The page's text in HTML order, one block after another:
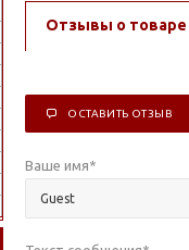
Отзывы о товаре
ОСТАВИТЬ ОТЗЫВ
Ваше имя*